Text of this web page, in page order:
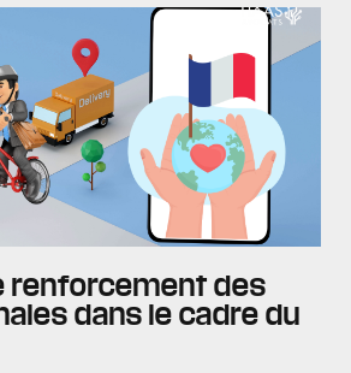
renforcement des
dans le cadre du